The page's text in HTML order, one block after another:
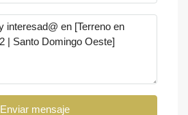
Enviar mensaje